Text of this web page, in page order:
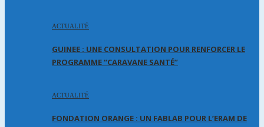
ACTUALITÉ
GUINEE : UNE CONSULTATION POUR RENFORCER LE
PROGRAMME “CARAVANE SANTÉ”
ACTUALITÉ
FONDATION ORANGE : UN FABLAB POUR L’ERAM DE